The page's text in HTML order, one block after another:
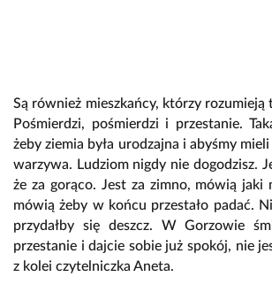
Są również mieszkańcy, którzy rozumieją
Pośmierdzi, pośmierdzi i przestanie.
żeby ziemia była urodzajna i abyśmy mieli
warzywa. Ludziom nigdy nie dogodzisz.
że za gorąco. Jest za zimno, mówią jaki
mówią żeby w końcu przestało padać.
przydałby się deszcz. W Gorzowie
przestanie i dajcie sobie już spokój, nie
z kolei czytelniczka Aneta.